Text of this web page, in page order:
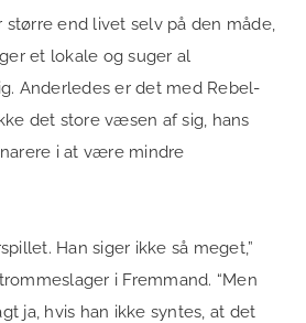
end livet selv på den måde,
et lokale og suger al
Anderledes er det med Rebel-
det store væsen af sig, hans
i at være mindre
Han siger ikke så meget,”
i Fremmand. “Men
ja, hvis han ikke syntes, at det